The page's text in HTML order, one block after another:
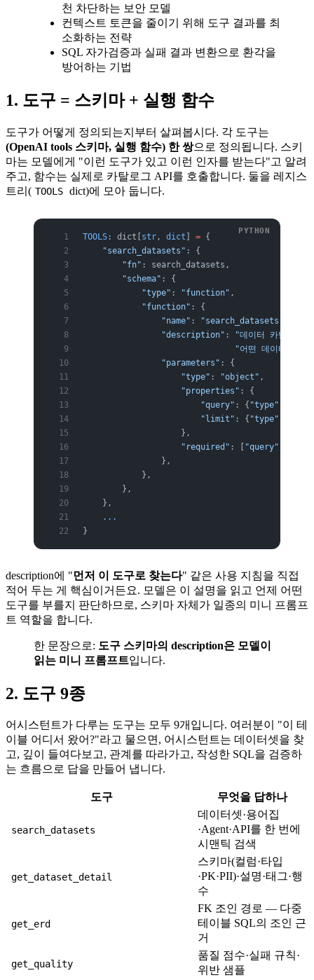
천 차단하는 보안 모델
컨텍스트 토큰을 줄이기 위해 도구 결과를 최
소화하는 전략
SQL 자가검증과 실패 결과 변환으로 환각을
방어하는 기법
1. 도구 = 스키마 + 실행 함수
도구가 어떻게 정의되는지부터 살펴봅시다. 각 도구는
(OpenAI tools 스키마, 실행 함수) 한 쌍으로 정의됩니다. 스키
마는 모델에게 "이런 도구가 있고 이런 인자를 받는다"고 알려
주고, 함수는 실제로 카탈로그 API를 호출합니다. 둘을 레지스
트리( TOOLS dict)에 모아 둡니다.
TOOLS : dict[str , dict ] = {
    "search_datasets"
: {
        "fn"
: search_datasets,
        "schema"
: {
            "type"
: "function" ,
            "function"
: {
                "name"
: "search_datasets"
                "description"
:
"데이터 카탈로그
"어떤 데이터/테이
                "parameters"
: {
                    "type"
: "object" ,
                    "properties"
: {
                        "query"
: { "type"
                        "limit"
: { "type"
                    },
                    "required"
: [ "query"
                },
            },
        },
    },
    ...
}
description에 "먼저 이 도구로 찾는다" 같은 사용 지침을 직접
적어 두는 게 핵심이거든요. 모델은 이 설명을 읽고 언제 어떤
도구를 부를지 판단하므로, 스키마 자체가 일종의 미니 프롬프
트 역할을 합니다.
한 문장으로: 도구 스키마의 description은 모델이
읽는 미니 프롬프트입니다.
2. 도구 9종
어시스턴트가 다루는 도구는 모두 9개입니다. 여러분이 "이 테
이블 어디서 왔어?"라고 물으면, 어시스턴트는 데이터셋을 찾
고, 깊이 들여다보고, 관계를 따라가고, 작성한 SQL을 검증하
는 흐름으로 답을 만들어 냅니다.
도구 무엇을 답하나
search_datasets
데이터셋·용어집
·Agent·API를 한 번에
시맨틱 검색
get_dataset_detail
스키마(컬럼·타입
·PK·PII)·설명·태그·행
수
get_erd
FK 조인 경로 — 다중
테이블 SQL의 조인 근
거
get_quality
품질 점수·실패 규칙·
위반 샘플